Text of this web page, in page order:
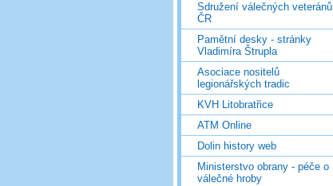
Sdružení válečných veteránů
ČR
Pamětní desky - stránky
Vladimíra Štrupla
Asociace nositelů
legionářských tradic
KVH Litobratřice
ATM Online
Dolin history web
Ministerstvo obrany - péče o
válečné hroby